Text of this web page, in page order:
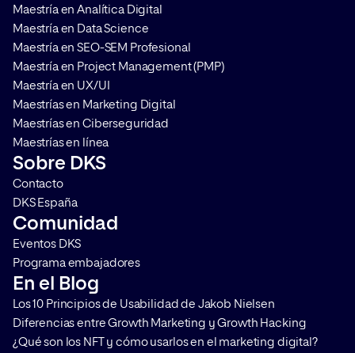
contamos en qué consiste y […]
Maestría en Analítica Digital
Maestría en Data Science
Maestría en SEO-SEM Profesional
Maestría en Project Management (PMP)
Maestría en UX/UI
Maestrías en Marketing Digital
Maestrías en Ciberseguridad
Maestrías en línea
Sobre DKS
Contacto
DKS España
Comunidad
Eventos DKS
Programa embajadores
En el Blog
Los 10 Principios de Usabilidad de Jakob Nielsen
Diferencias entre Growth Marketing y Growth Hacking
¿Qué son los NFT y cómo usarlos en el marketing digital?